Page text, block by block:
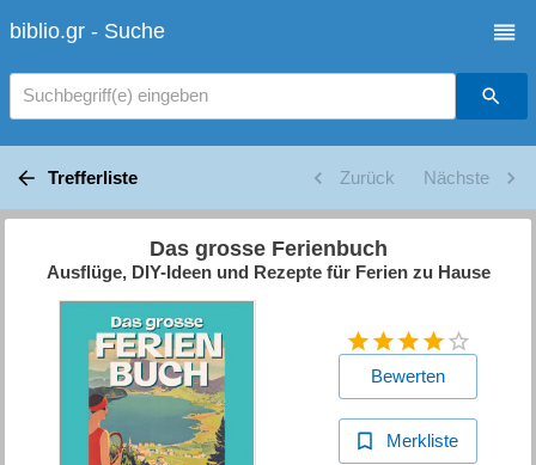
biblio.gr - Suche
Suchbegriff(e) eingeben
Trefferliste Zurück Nächste
Das grosse Ferienbuch
Ausflüge, DIY-Ideen und Rezepte für Ferien zu Hause
Bewerten
Merkliste